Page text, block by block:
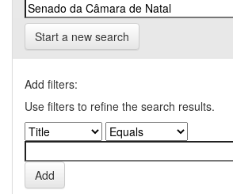
Start a new search
Add filters:
Use filters to refine the search results.